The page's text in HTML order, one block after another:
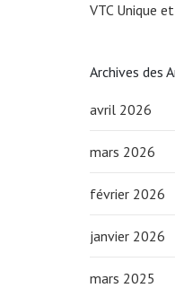
VTC Unique
Archives des
avril 2026
mars 2026
février 2026
janvier 2026
mars 2025